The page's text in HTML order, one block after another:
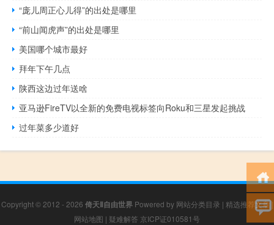
“庞儿周正心儿得”的出处是哪里
“前山闻虎声”的出处是哪里
美国哪个城市最好
拜年下午几点
陕西这边过年送啥
亚马逊FireTV以全新的免费电视标签向Roku和三星发起挑战
过年菜多少道好
Copyright © 2012 - 2026 倚天Ⅱ自由世界Powered by 网站分类目录 | 精选推荐文章|
网站地图 | 疑难解答 京ICP证010581号